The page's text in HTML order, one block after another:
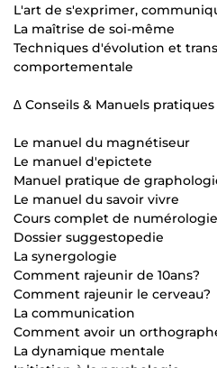
L'art de s'exprimer,
La maîtrise de soi-même
Techniques d'évolution et
comportementale
∆ Conseils & Manuels pratiques
Le manuel du magnétiseur
Le manuel d'epictete
Manuel pratique de
Le manuel du savoir vivre
Cours complet de numérologie
Dossier suggestopedie
La synergologie
Comment rajeunir de 10ans?
Comment rajeunir le cerveau?
La communication
Comment avoir un
La dynamique mentale